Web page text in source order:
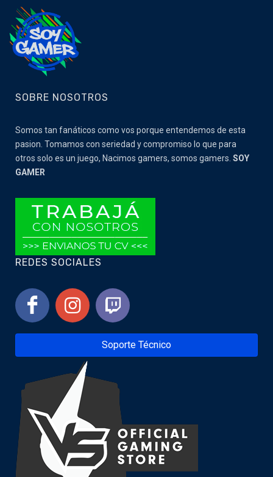
SOBRE NOSOTROS
Somos tan fanáticos como vos porque entendemos de esta
pasion. Tomamos con seriedad y compromiso lo que para
otros solo es un juego, Nacimos gamers, somos gamers. SOY
GAMER
REDES SOCIALES
Soporte Técnico